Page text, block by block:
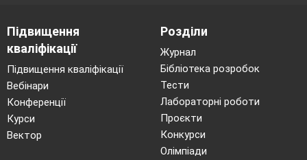
Підвищення
кваліфікації
Підвищення кваліфікації
Вебінари
Конференції
Курси
Вектор
Розділи
Журнал
Бібліотека розробок
Тести
Лабораторні роботи
Проєкти
Конкурси
Олімпіади